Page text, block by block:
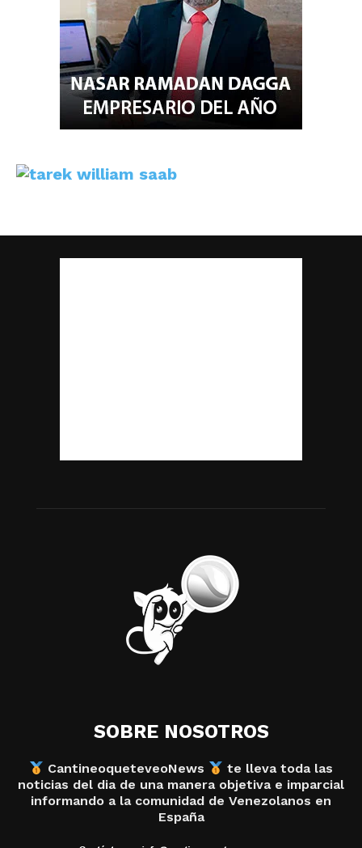
SOBRE NOSOTROS
CantineoqueteveoNews
te lleva toda las
noticias del dia de una manera objetiva e imparcial
informando a la comunidad de Venezolanos en
España